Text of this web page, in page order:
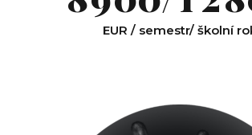
0
239
EUR / semestr/ školní